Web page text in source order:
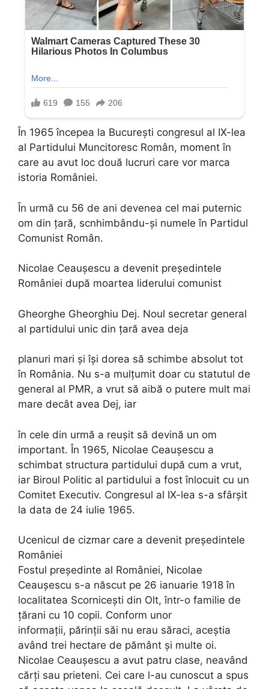
În 1965 începea la București congresul al IX-lea
al Partidului Muncitoresc Român, moment în
care au avut loc două lucruri care vor marca
istoria României.
În urmă cu 56 de ani devenea cel mai puternic
om din țară, scnhimbându-și numele în Partidul
Comunist Român.
Nicolae Ceaușescu a devenit președintele
României după moartea liderului comunist
Gheorghe Gheorghiu Dej. Noul secretar general
al partidului unic din țară avea deja
planuri mari și își dorea să schimbe absolut tot
în România. Nu s-a mulțumit doar cu statutul de
general al PMR, a vrut să aibă o putere mult mai
mare decât avea Dej, iar
în cele din urmă a reușit să devină un om
important. În 1965, Nicolae Ceaușescu a
schimbat structura partidului după cum a vrut,
iar Biroul Politic al partidului a fost înlocuit cu un
Comitet Executiv. Congresul al IX-lea s-a sfârșit
la data de 24 iulie 1965.
Ucenicul de cizmar care a devenit președintele
României
Fostul președinte al României, Nicolae
Ceaușescu s-a născut pe 26 ianuarie 1918 în
localitatea Scornicești din Olt, într-o familie de
țărani cu 10 copii. Conform unor
informații, părinții săi nu erau săraci, aceștia
având trei hectare de pământ și multe oi.
Nicolae Ceaușescu a avut patru clase, neavând
cărți sau prieteni. Cei care l-au cunoscut a spus